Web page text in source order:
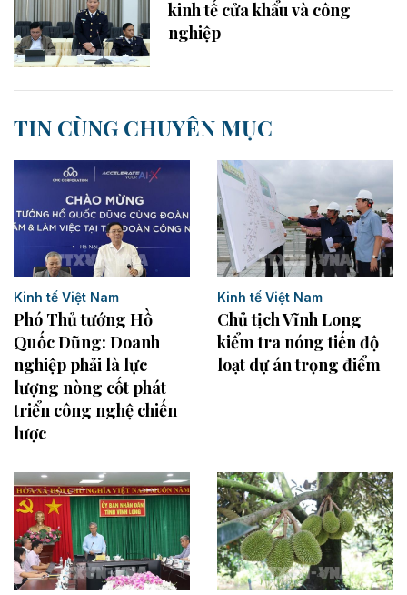
kinh tế cửa khẩu và công
nghiệp
TIN CÙNG CHUYÊN MỤC
Kinh tế Việt Nam
Phó Thủ tướng Hồ
Quốc Dũng: Doanh
nghiệp phải là lực
lượng nòng cốt phát
triển công nghệ chiến
lược
Kinh tế Việt Nam
Chủ tịch Vĩnh Long
kiểm tra nóng tiến độ
loạt dự án trọng điểm